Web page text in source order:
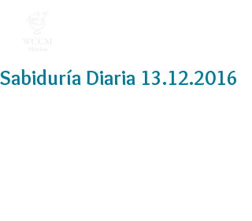
Sabiduría Diaria 13.12.2016